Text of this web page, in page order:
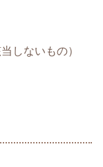
しないもの）